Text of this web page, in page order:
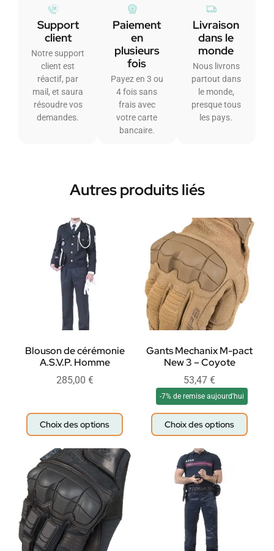
Support
client
Notre support
client est
réactif, par
mail, et saura
résoudre vos
demandes.
Paiement
en
plusieurs
fois
Payez en 3 ou
4 fois sans
frais avec
votre carte
bancaire.
Livraison
dans le
monde
Nous livrons
partout dans
le monde,
presque tous
les pays.
Autres produits liés
Blouson de cérémonie
A.S.V.P. Homme
285,00 €
Choix des options
Gants Mechanix M-pact
New 3 – Coyote
53,47 €
-7% de remise aujourd'hui
Choix des options